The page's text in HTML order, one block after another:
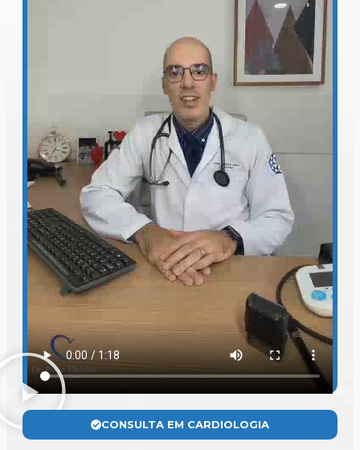
CONSULTA EM CARDIOLOGIA